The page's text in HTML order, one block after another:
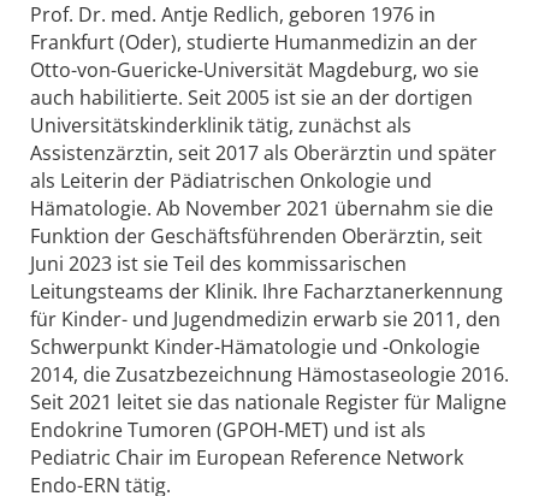
Prof. Dr. med. Antje Redlich, geboren 1976 in
Frankfurt (Oder), studierte Humanmedizin an der
Otto-von-Guericke-Universität Magdeburg, wo sie
auch habilitierte. Seit 2005 ist sie an der dortigen
Universitätskinderklinik tätig, zunächst als
Assistenzärztin, seit 2017 als Oberärztin und später
als Leiterin der Pädiatrischen Onkologie und
Hämatologie. Ab November 2021 übernahm sie die
Funktion der Geschäftsführenden Oberärztin, seit
Juni 2023 ist sie Teil des kommissarischen
Leitungsteams der Klinik. Ihre Facharztanerkennung
für Kinder- und Jugendmedizin erwarb sie 2011, den
Schwerpunkt Kinder-Hämatologie und -Onkologie
2014, die Zusatzbezeichnung Hämostaseologie 2016.
Seit 2021 leitet sie das nationale Register für Maligne
Endokrine Tumoren (GPOH-MET) und ist als
Pediatric Chair im European Reference Network
Endo-ERN tätig.